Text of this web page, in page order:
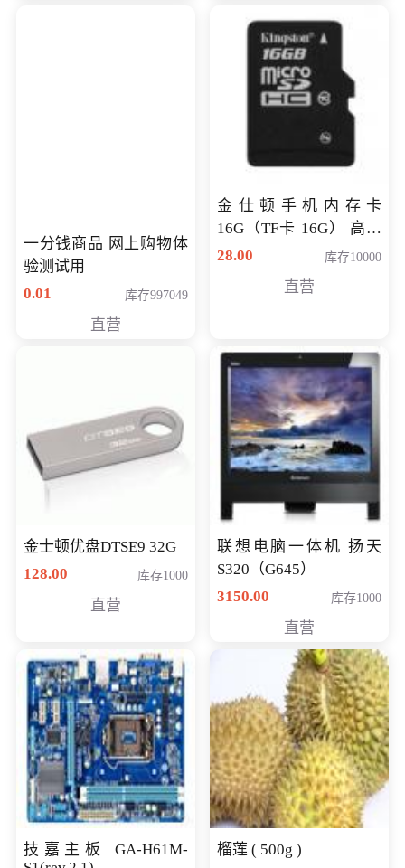
一分钱商品 网上购物体
验测试用
0.01
库存997049
直营
金仕顿手机内存卡
16G（TF卡 16G） 高速
卡 CLASS 10
28.00 库存10000
直营
金士顿优盘DTSE9 32G
128.00
库存1000
直营
联想电脑一体机 扬天
S320（G645）
3150.00
库存1000
直营
技嘉主板 GA-H61M-
榴莲 ( 500g )